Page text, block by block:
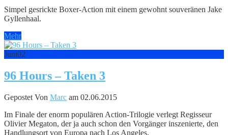
Simpel gesrickte Boxer-Action mit einem gewohnt souveränen Jake
Gyllenhaal.
Mehr
Juni02
96 Hours – Taken 3
Gepostet Von Marc am 02.06.2015
Im Finale der enorm populären Action-Trilogie verlegt Regisseur
Olivier Megaton, der ja auch schon den Vorgänger inszenierte, den
Handlungsort von Europa nach Los Angeles.